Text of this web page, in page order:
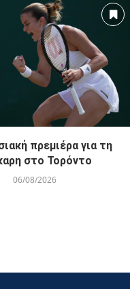
πρεμιέρα για τη
στο Τορόντο
06/08/2026